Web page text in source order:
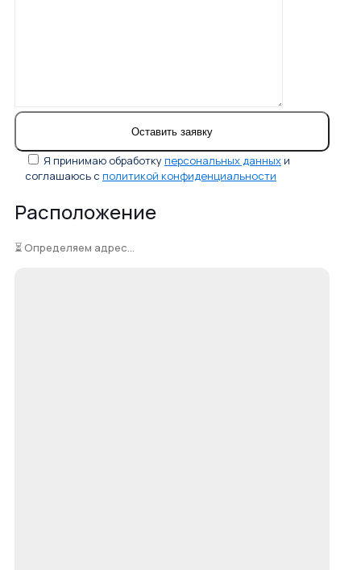
Я принимаю обработкуперсональных данных и
соглашаюсь с политикой конфиденциальности
Расположение
⏳ Определяем адрес...